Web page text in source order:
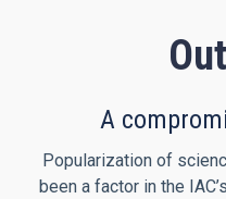
A
Popularization of
been a factor in the